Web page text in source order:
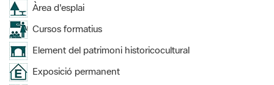
Àrea d'esplai
Cursos formatius
Element del patrimoni historicocultural
Exposició permanent